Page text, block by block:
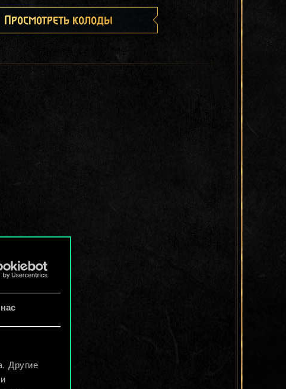
Другие
Просмотреть колоды